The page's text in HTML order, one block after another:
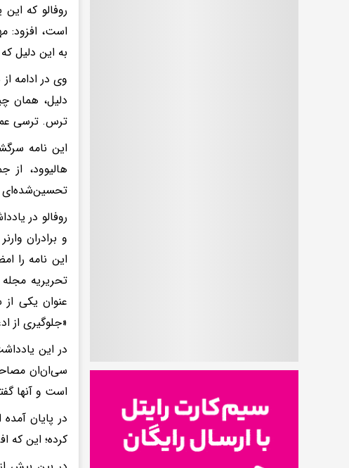
روفالو که
است، افزود:
به این دلیل
وی در ادامه
دلیل، همان
ترس. ترسی
هالیوود، از
تحسین‌شده‌ای
و برادران
این نامه را
تحریریه
عنوان یکی
«جلوگیری از
در این
سی‌ان‌ان
است و آنها
در پایان
کرده؛ این که